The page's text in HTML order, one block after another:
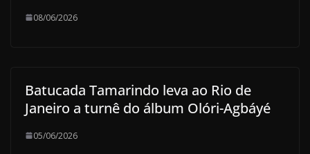
08/06/2026
Batucada Tamarindo leva ao Rio de
Janeiro a turnê do álbum Olóri-Agbáyé
05/06/2026